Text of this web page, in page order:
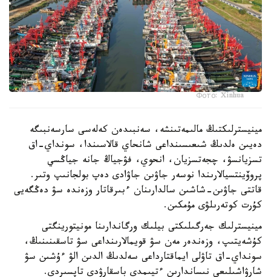
Фото: Xinhua
مينيسترلىكتىڭ مالىمەتىنشە، سەنبىدەن كەلەسى سارسەنبىگە
دەيىن ەلدىڭ شىعىسىنداعى شانحاي قالاسىندا، سونداي-اق
تسزيانسۋ، چجەتسزيان، انحوي، فۋجياڭ جانە جياڭسي
پروۆينتسيالارىندا نوسەر جاۋىن جاۋادى دەپ بولجانىپ وتىر.
قاتتى جاۋىن-شاشىن سالدارىنان ءبىرقاتار وزەندە سۋ دەڭگەيى
كۇرت كوتەرىلۋى مۇمكىن.
مينيسترلىك جەرگىلىكتى بيلىك ورگاندارىنا مونيتورينگتى
كۇشەيتىپ، وزەندەر مەن سۋ قويمالارىنداعى سۋ تاسقىنىنىڭ،
سونداي-اق تاۋلى ايماقتارداعى سەلدىڭ الدىن الۋ ءۇشىن سۋ
شارۋاشىلىعى نىساندارىن ءتيىمدى باسقارۋدى تاپسىردى.